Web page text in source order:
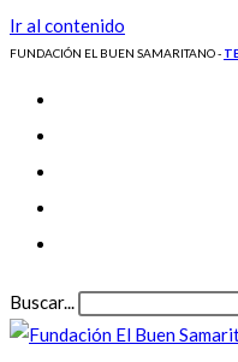
Ir al contenido
FUNDACIÓN EL BUEN SAMARITANO -
Buscar...